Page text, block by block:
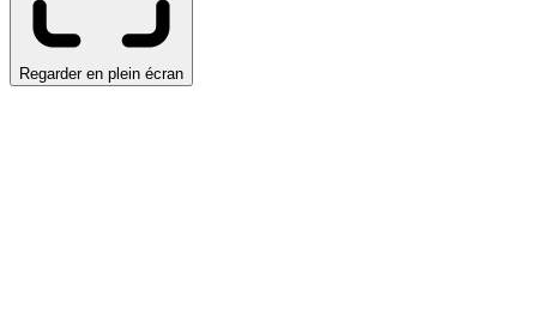
Regarder en plein écran